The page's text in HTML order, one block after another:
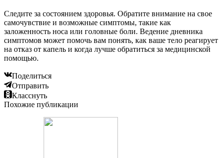
Следите за состоянием здоровья. Обратите внимание на свое
самочувствие и возможные симптомы, такие как
заложенность носа или головные боли. Ведение дневника
симптомов может помочь вам понять, как ваше тело реагирует
на отказ от капель и когда лучше обратиться за медицинской
помощью.
Поделиться
Отправить
Класснуть
Похожие публикации